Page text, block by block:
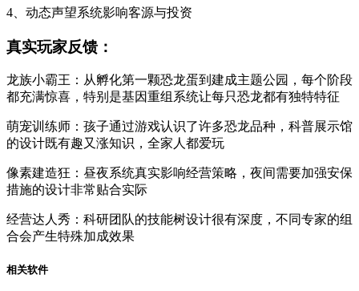
4、动态声望系统影响客源与投资
真实玩家反馈：
龙族小霸王：从孵化第一颗恐龙蛋到建成主题公园，每个阶段
都充满惊喜，特别是基因重组系统让每只恐龙都有独特特征
萌宠训练师：孩子通过游戏认识了许多恐龙品种，科普展示馆
的设计既有趣又涨知识，全家人都爱玩
像素建造狂：昼夜系统真实影响经营策略，夜间需要加强安保
措施的设计非常贴合实际
经营达人秀：科研团队的技能树设计很有深度，不同专家的组
合会产生特殊加成效果
相关软件